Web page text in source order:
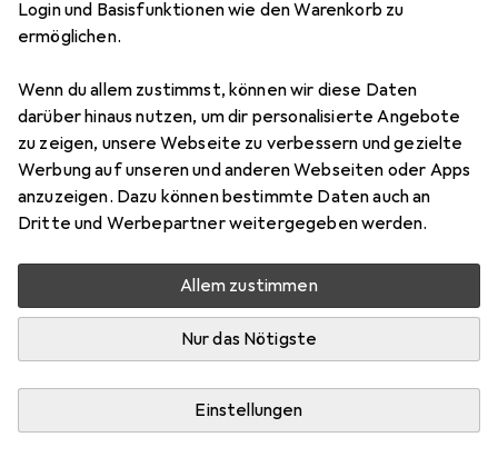
Login und Basisfunktionen wie den Warenkorb zu
ermöglichen.
Wenn du allem zustimmst, können wir diese Daten
darüber hinaus nutzen, um dir personalisierte Angebote
zu zeigen, unsere Webseite zu verbessern und gezielte
Werbung auf unseren und anderen Webseiten oder Apps
anzuzeigen. Dazu können bestimmte Daten auch an
Dritte und Werbepartner weitergegeben werden.
Allem zustimmen
Nur das Nötigste
Einstellungen
Zebra 220XI4 DRUCKKOPF KIT
Schneller lieferbar
Angebot für
Bewertungen Marke
Zwischen Di, 11.8. und Mo, 17.8. geliefert
8 Stück an Lager beim Lieferanten
Lieferort angeben für genaue Lieferzeit